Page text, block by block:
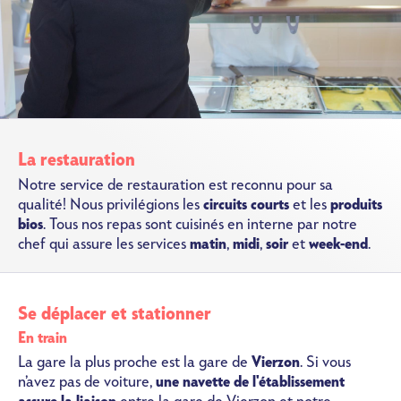
La restauration
Notre service de restauration est reconnu pour sa
qualité! Nous privilégions les circuits courts et les produits
bios. Tous nos repas sont cuisinés en interne par notre
chef qui assure les services matin, midi, soiret week-end.
Se déplacer et stationner
En train
La gare la plus proche est la gare de Vierzon. Si vous
n’avez pas de voiture, une navette de l'établissement